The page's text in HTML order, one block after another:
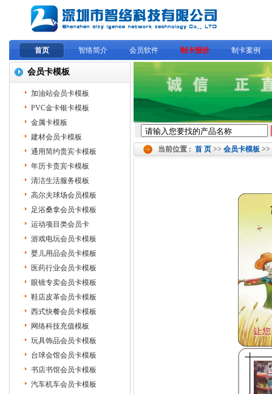
首页 智络简介 会员软件 制卡报价 制卡案例
当前位置 : 首 页 >> 会员卡模板 >>
会员卡模板
加油站会员卡模板
PVC金卡银卡模板
金属卡模板
建材会员卡模板
通用简约贵宾卡模板
年历卡贵宾卡模板
清洁生活服务模板
高尔夫球场会员模板
足浴桑拿会员卡模板
运动项目类会员卡
游戏电玩会员卡模板
婴儿用品会员卡模板
医药行业会员卡模板
眼镜专卖会员卡模板
鞋店皮革会员卡模板
西式快餐会员卡模板
网络科技充值模板
玩具饰品会员卡模板
台球会馆会员卡模板
书店书馆会员卡模板
汽车机车会员卡模板